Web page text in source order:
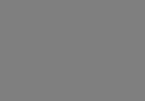
d'abord, la lave doit être
sont réunies, l'obsidienne